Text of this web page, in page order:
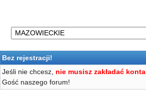
Bez rejestracji!
Jeśli nie chcesz, nie musisz zakładać konta
Gość naszego forum!